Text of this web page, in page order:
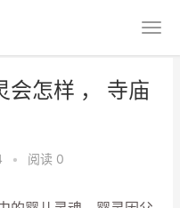
会怎样 ， 寺庙
• 阅读 0